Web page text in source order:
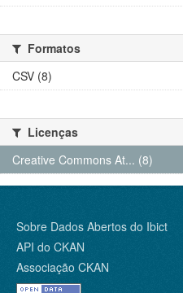
Formatos
CSV (8)
Licenças
Creative Commons At... (8)
Sobre Dados Abertos do Ibict
API do CKAN
Associação CKAN